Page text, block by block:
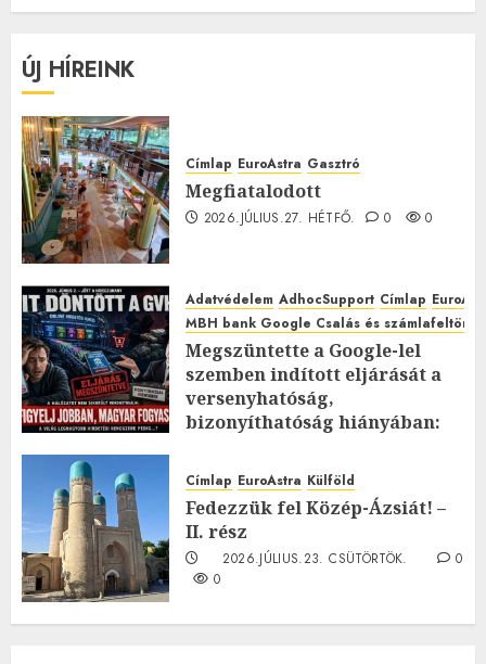
ÚJ HÍREINK
Címlap EuroAstra Gasztró
Megfiatalodott
2026.JÚLIUS.27. HÉTFŐ. 0 0
Adatvédelem AdhocSupport Címlap
MBH bank Google Csalás és
Megszüntette a Google-lel
szemben indított eljárását a
versenyhatóság,
bizonyíthatóság hiányában:
2026.JÚLIUS.23. CSÜTÖRTÖK.
0
Címlap EuroAstra Külföld
Fedezzük fel Közép-Ázsiát! –
II. rész
2026.JÚLIUS.23. CSÜTÖRTÖK.
0
0